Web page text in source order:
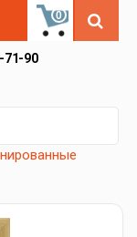
0
71-90